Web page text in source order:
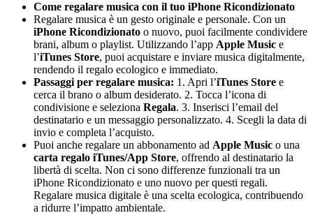
Come regalare musica con il tuo iPhone Ricondizionato
Regalare musica è un gesto originale e personale. Con un
iPhone Ricondizionato o nuovo, puoi facilmente condividere
brani, album o playlist. Utilizzando l’app Apple Music e
l’iTunes Store, puoi acquistare e inviare musica digitalmente,
rendendo il regalo ecologico e immediato.
Passaggi per regalare musica: 1. Apri l’iTunes Store e
cerca il brano o album desiderato. 2. Tocca l’icona di
condivisione e seleziona Regala. 3. Inserisci l’email del
destinatario e un messaggio personalizzato. 4. Scegli la data di
invio e completa l’acquisto.
Puoi anche regalare un abbonamento ad Apple Music o una
carta regalo iTunes/App Store, offrendo al destinatario la
libertà di scelta. Non ci sono differenze funzionali tra un
iPhone Ricondizionato e uno nuovo per questi regali.
Regalare musica digitale è una scelta ecologica, contribuendo
a ridurre l’impatto ambientale.